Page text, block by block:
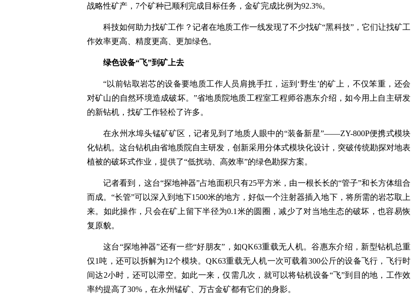
战略性矿产，7个矿种已顺利完成目标任务，金矿完成比例为92.3%。
科技如何助力找矿工作？记者在地质工作一线发现了不少找矿“黑科技”，它们让找矿工
作效率更高、精度更高、更加绿色。
绿色设备“飞”到矿上去
“以前钻取岩芯的设备要地质工作人员肩挑手扛，运到‘野生’的矿上，不仅笨重，还会
对矿山的自然环境造成破坏。”省地质院地质工程室工程师谷惠东介绍，如今用上自主研发
的新钻机，找矿工作轻松了许多。
在永州水埠头锰矿矿区，记者见到了地质人眼中的“装备新星”——ZY-800P便携式模块
化钻机。这台钻机由省地质院自主研发，创新采用分体式模块化设计，突破传统勘探对地表
植被的破坏式作业，提供了“低扰动、高效率”的绿色勘探方案。
记者看到，这台“探地神器”占地面积只有25平方米，由一根长长的“管子”和长方体组合
而成。“长管”可以深入到地下1500米的地方，好似一个注射器插入地下，将所需的岩芯取上
来。如此操作，只会在矿上留下半径为0.1米的圆圈，减少了对当地生态的破坏，也容易恢
复原貌。
这台“探地神器”还有一些“好朋友”，如QK63重载无人机。谷惠东介绍，新型钻机总重
仅1吨，还可以拆解为12个模块。QK63重载无人机一次可载着300公斤的设备飞行，飞行时
间达2小时，还可以滞空。如此一来，仅需几次，就可以将钻机设备“飞”到目的地，工作效
率约提高了30%，在永州锰矿、万古金矿都有它们的身影。